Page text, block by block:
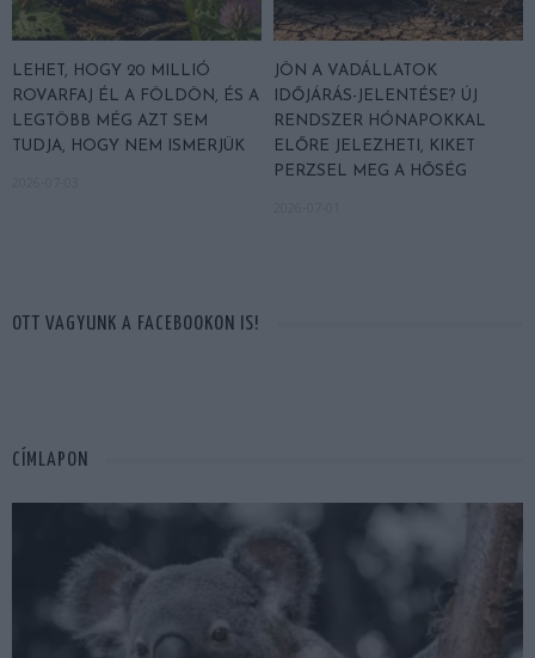
LEHET, HOGY 20 MILLIÓ
ROVARFAJ ÉL A FÖLDÖN, ÉS A
LEGTÖBB MÉG AZT SEM
TUDJA, HOGY NEM ISMERJÜK
JÖN A VADÁLLATOK
IDŐJÁRÁS-JELENTÉSE? ÚJ
RENDSZER HÓNAPOKKAL
ELŐRE JELEZHETI, KIKET
PERZSEL MEG A HŐSÉG
OTT VAGYUNK A FACEBOOKON IS!
CÍMLAPON